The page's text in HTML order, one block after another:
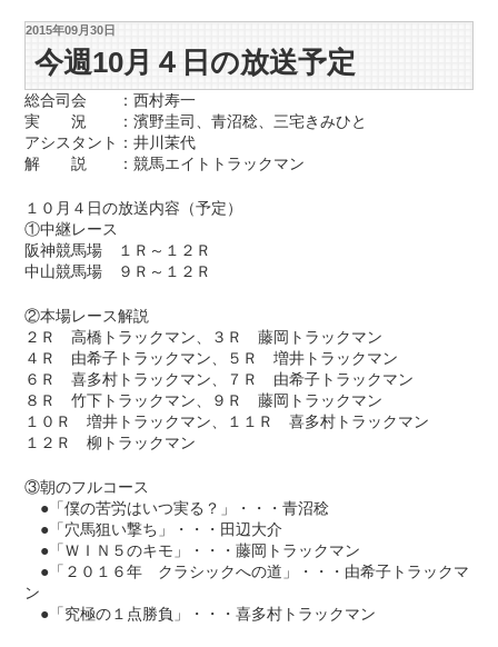
2015年09月30日
今週10月４日の放送予定
総合司会 ：西村寿一
実 況 ：濱野圭司、青沼稔、三宅きみひと
アシスタント：井川茉代
解 説 ：競馬エイトトラックマン
１０月４日の放送内容（予定）
①中継レース
阪神競馬場 １Ｒ～１２Ｒ
中山競馬場 ９Ｒ～１２Ｒ
②本場レース解説
２Ｒ 高橋トラックマン、３Ｒ 藤岡トラックマン
４Ｒ 由希子トラックマン、５Ｒ 増井トラックマン
６Ｒ 喜多村トラックマン、７Ｒ 由希子トラックマン
８Ｒ 竹下トラックマン、９Ｒ 藤岡トラックマン
１０Ｒ 増井トラックマン、１１Ｒ 喜多村トラックマン
１２Ｒ 柳トラックマン
③朝のフルコース
●「僕の苦労はいつ実る？」・・・青沼稔
●「穴馬狙い撃ち」・・・田辺大介
●「ＷＩＮ５のキモ」・・・藤岡トラックマン
●「２０１６年 クラシックへの道」・・・由希子トラックマ
ン
●「究極の１点勝負」・・・喜多村トラックマン